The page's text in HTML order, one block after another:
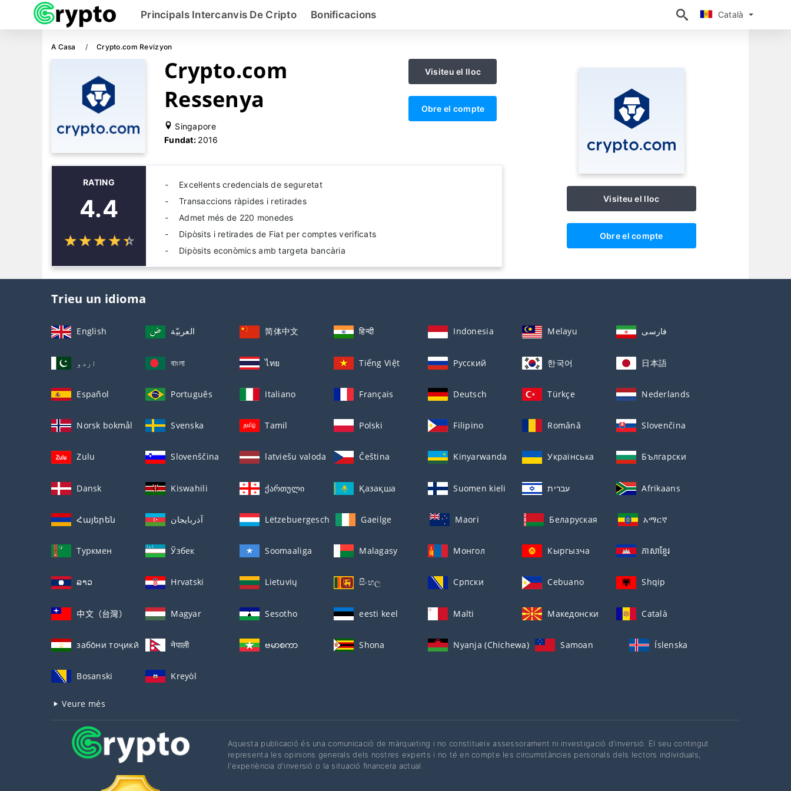
Català
Principals Intercanvis De Cripto Bonificacions Català
A Casa Crypto.com Revizyon
Crypto.com
Ressenya
Singapore
Fundat: 2016
Visiteu el lloc
Obre el compte
RATING
4.4
☆☆☆☆☆
★★★★★
Excel·lents credencials de seguretat
Transaccions ràpides i retirades
Admet més de 220 monedes
Dipòsits i retirades de Fiat per comptes verificats
Dipòsits econòmics amb targeta bancària
Visiteu el lloc
Obre el compte
Trieu un idioma
English العربيّة 简体中文 हिन्दी Indonesia Melayu فارسی
اردو বাংলা ไทย Tiếng Việt Русский 한국어 日本語
Español Português Italiano Français Deutsch Türkçe Nederlands
Norsk bokmål Svenska Tamil Polski Filipino Română Slovenčina
Zulu Slovenščina latviešu valoda Čeština Kinyarwanda Українська Български
Dansk Kiswahili ქართული Қазақша Suomen kieli עברית Afrikaans
Հայերեն آذربايجان Lëtzebuergesch Gaeilge Maori Беларуская አማርኛ
Туркмен Ўзбек Soomaaliga Malagasy Монгол Кыргызча ភាសាខ្មែរ
ລາວ Hrvatski Lietuvių සිංහල Српски Cebuano Shqip
中文（台灣） Magyar Sesotho eesti keel Malti Македонски Català
забо́ни тоҷикӣ́ नेपाली ဗမာစကာ Shona Nyanja (Chichewa) Samoan Íslenska
Bosanski Kreyòl
Veure més
Aquesta publicació és una comunicació de màrqueting i no constitueix assessorament ni investigació d'inversió. El seu contingut
representa les opinions generals dels nostres experts i no té en compte les circumstàncies personals dels lectors individuals,
l'experiència d'inversió o la situació financera actual.